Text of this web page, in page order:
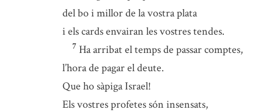
del bo i millor de la vostra plata
i els cards envairan les vostres tendes.
7 Ha arribat el temps de passar comptes,
l’hora de pagar el deute.
Que ho sàpiga Israel!
Els vostres profetes són insensats,